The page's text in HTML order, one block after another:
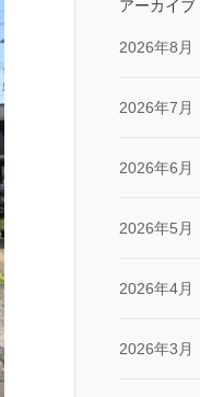
アーカイブ
2026年8月
2026年7月
2026年6月
2026年5月
2026年4月
2026年3月